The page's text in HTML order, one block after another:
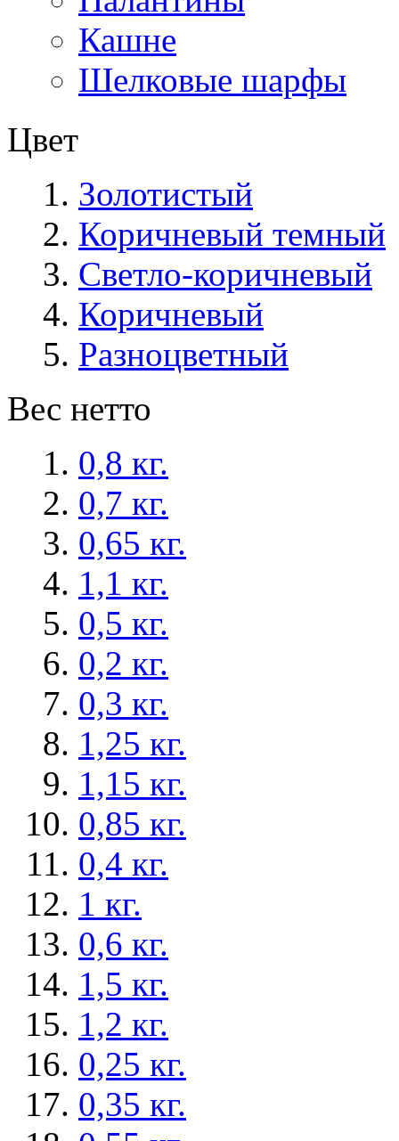
Кашне
Шелковые шарфы
Цвет
Золотистый
Коричневый темный
Светло-коричневый
Коричневый
Разноцветный
Вес нетто
0,8 кг.
0,7 кг.
0,65 кг.
1,1 кг.
0,5 кг.
0,2 кг.
0,3 кг.
1,25 кг.
1,15 кг.
0,85 кг.
0,4 кг.
1 кг.
0,6 кг.
1,5 кг.
1,2 кг.
0,25 кг.
0,35 кг.